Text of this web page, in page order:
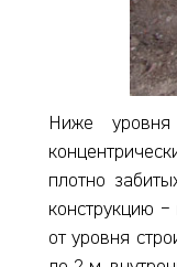
Ниже
плотно
конструкцию
от уровня